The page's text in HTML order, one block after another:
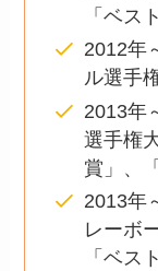
「ベス
2012年
ル選手
2013年
選手権
賞」、
2013年
レーボ
「ベス